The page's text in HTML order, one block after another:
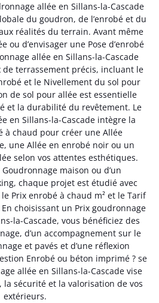
allée en Sillans-la-Cascade
du goudron, de l’enrobé et du
réalités du terrain. Avant même
ou d’envisager une Pose d’enrobé
allée en Sillans-la-Cascade
de terrassement précis, incluant le
et le Nivellement du sol pour
de sol pour allée est essentielle
et la durabilité du revêtement. Le
en Sillans-la-Cascade intègre la
à chaud pour créer une Allée
une Allée en enrobé noir ou un
selon vos attentes esthétiques.
Goudronnage maison ou d’un
chaque projet est étudié avec
Prix enrobé à chaud m² et le Tarif
choisissant un Prix goudronnage
la-Cascade, vous bénéficiez des
d’un accompagnement sur le
et pavés et d’une réflexion
Enrobé ou béton imprimé ? se
allée en Sillans-la-Cascade vise
sécurité et la valorisation de vos
extérieurs.